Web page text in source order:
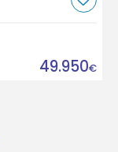
49.950€